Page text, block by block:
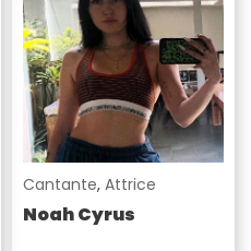
Cantante, Attrice
Noah Cyrus